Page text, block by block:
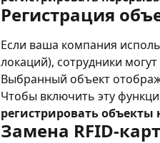
Регистрация
Если ваша компания
локаций), сотрудники
Выбранный объект
Чтобы включить эту
регистрировать объекты
Замена RFID-